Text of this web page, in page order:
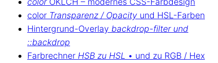
color Transparenz / Opacity und HSL-Farben
Hintergrund-Overlay backdrop-filter und
::backdrop
Farbrechner HSB zu HSL • und zu RGB / Hex